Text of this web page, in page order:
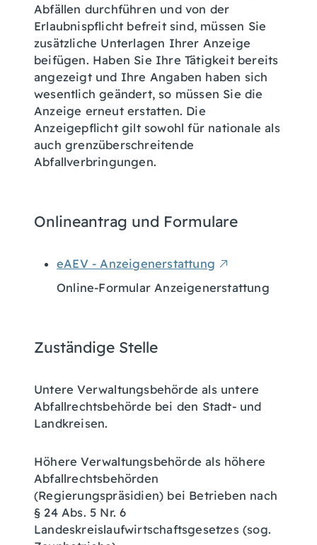
Abfällen durchführen und von der
Erlaubnispflicht befreit sind, müssen Sie
zusätzliche Unterlagen Ihrer Anzeige
beifügen. Haben Sie Ihre Tätigkeit bereits
angezeigt und Ihre Angaben haben sich
wesentlich geändert, so müssen Sie die
Anzeige erneut erstatten. Die
Anzeigepflicht gilt sowohl für nationale als
auch grenzüberschreitende
Abfallverbringungen.
Onlineantrag und Formulare
eAEV - Anzeigenerstattung
Online-Formular Anzeigenerstattung
Zuständige Stelle
Untere Verwaltungsbehörde als untere
Abfallrechtsbehörde bei den Stadt- und
Landkreisen.
Höhere Verwaltungsbehörde als höhere
Abfallrechtsbehörden
(Regierungspräsidien) bei Betrieben nach
§ 24 Abs. 5 Nr. 6
Landeskreislaufwirtschaftsgesetzes (sog.